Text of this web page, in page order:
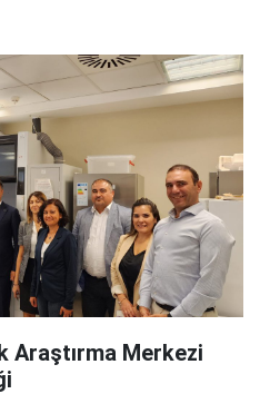
Araştırma Merkezi